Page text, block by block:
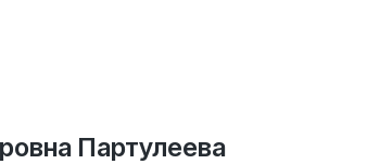
Партулеева